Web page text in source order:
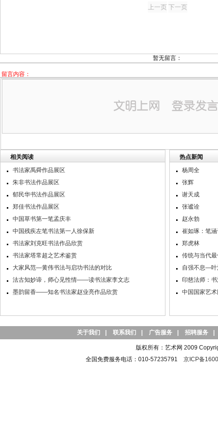
暂无留言：
留言内容：
相关阅读
书法家禹舜作品展区
朱非书法作品展区
郁民华书法作品展区
郑佳书法作品展区
中国草书第一笔孟庆丰
中国残疾左笔书法第一人徐保新
书法家刘克旺书法作品欣赏
书法家塔常超之艺术鉴赏
大家风范—黄伟书法与启功书法的对比
法古知妙谛，师心见性情——读书法家李文志
墨韵留香——知名书法家赵业亮作品欣赏
热点新闻
杨周全
张辉
谢天成
张谧诠
赵永勃
崔如琢：笔
郑虎林
传统与当代
自强不息—叶
印慈法师：
中国国家艺
关于我们 联系我们 广告服务 招聘服务
版权所有：艺术网 2009
全国免费服务电话：010-57235791 京ICP备